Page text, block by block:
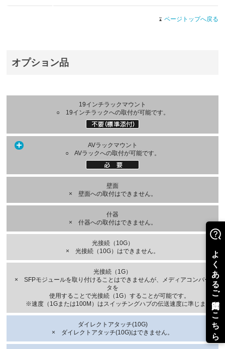
ページトップへ戻る
オプション品
19インチラックマウント
○ 19インチラックへの取付が可能です。
AVラックマウント
○ AVラックへの取付が可能です。
壁面
× 壁面への取付はできません。
什器
× 什器への取付はできません。
光接続（10G）
× 光接続（10G）はできません。
光接続（1G）
× SFPモジュールを取り付けることはできませんが、メディアコンバー
タを
使用することで光接続（1G）することが可能です。
※速度（1Gまたは100M）はスイッチングハブの伝送速度に準じます
ダイレクトアタッチ(10G)
× ダイレクトアタッチ(10G)はできません。